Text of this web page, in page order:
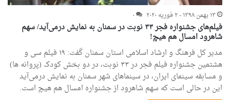
۱۳ بهمن ۱۳۹۸ - ۲ فوریه ۲۰۲۰
۰
فیلم‌های جشنواره فجر ۳۳ نوبت در سمنان به نمایش درمی‌آید/ سهم
شاهرود امسال هم هیچ!
مدیر کل فرهنگ و ارشاد اسلامی استان سمنان گفت: ۱۹ فیلم‌ سی و
هشتمین جشنواره فیلم فجر در ۳۳ نوبت، در دو بخش کودک (پروانه ها)
و مسابقه سینمای ایران، در سینماهای شهر سمنان به نمایش درمی‌آید
این در حالی است که سهم شاهرود از جشنواره امسال هم هیچ است.